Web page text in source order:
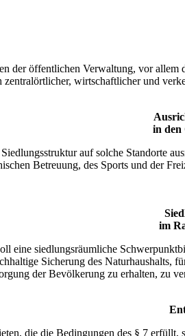
der öffentlichen Verwaltung, vor
wirtschaftlicher und
in den
auf solche Standorte
Betreuung, des Sports und der
im
eine siedlungsräumliche
Sicherung des
der Bevölkerung zu erhalten, zu
die die Bedingungen des § 7